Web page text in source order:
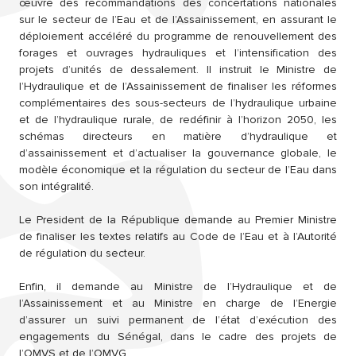
œuvre des recommandations des concertations nationales
sur le secteur de l’Eau et de l’Assainissement, en assurant le
déploiement accéléré du programme de renouvellement des
forages et ouvrages hydrauliques et l’intensification des
projets d’unités de dessalement. Il instruit le Ministre de
l’Hydraulique et de l’Assainissement de finaliser les réformes
complémentaires des sous-secteurs de l’hydraulique urbaine
et de l’hydraulique rurale, de redéfinir à l’horizon 2050, les
schémas directeurs en matière d’hydraulique et
d’assainissement et d’actualiser la gouvernance globale, le
modèle économique et la régulation du secteur de l’Eau dans
son intégralité.
Le President de la République demande au Premier Ministre
de finaliser les textes relatifs au Code de l’Eau et à l’Autorité
de régulation du secteur.
Enfin, il demande au Ministre de l’Hydraulique et de
l’Assainissement et au Ministre en charge de l’Energie
d’assurer un suivi permanent de l’état d’exécution des
engagements du Sénégal, dans le cadre des projets de